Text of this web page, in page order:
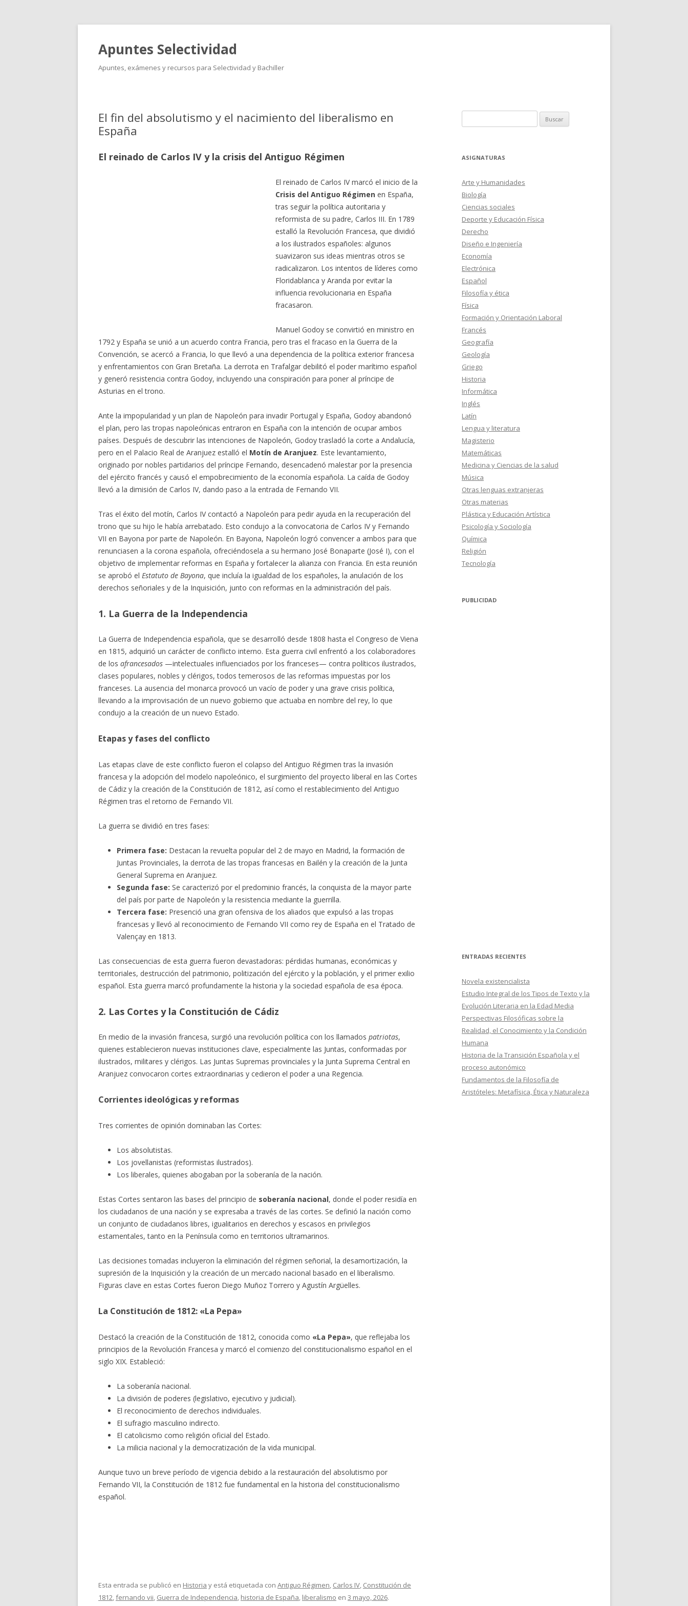
Apuntes Selectividad
Apuntes, exámenes y recursos para Selectividad y Bachiller
El fin del absolutismo y el nacimiento del liberalismo en
España
El reinado de Carlos IV y la crisis del Antiguo Régimen
El reinado de Carlos IV marcó el inicio de la
Crisis del Antiguo Régimen en España,
tras seguir la política autoritaria y
reformista de su padre, Carlos III. En 1789
estalló la Revolución Francesa, que dividió
a los ilustrados españoles: algunos
suavizaron sus ideas mientras otros se
radicalizaron. Los intentos de líderes como
Floridablanca y Aranda por evitar la
influencia revolucionaria en España
fracasaron.
Manuel Godoy se convirtió en ministro en
1792 y España se unió a un acuerdo contra Francia, pero tras el fracaso en la Guerra de la
Convención, se acercó a Francia, lo que llevó a una dependencia de la política exterior francesa
y enfrentamientos con Gran Bretaña. La derrota en Trafalgar debilitó el poder marítimo español
y generó resistencia contra Godoy, incluyendo una conspiración para poner al príncipe de
Asturias en el trono.
Ante la impopularidad y un plan de Napoleón para invadir Portugal y España, Godoy abandonó
el plan, pero las tropas napoleónicas entraron en España con la intención de ocupar ambos
países. Después de descubrir las intenciones de Napoleón, Godoy trasladó la corte a Andalucía,
pero en el Palacio Real de Aranjuez estalló el Motín de Aranjuez. Este levantamiento,
originado por nobles partidarios del príncipe Fernando, desencadenó malestar por la presencia
del ejército francés y causó el empobrecimiento de la economía española. La caída de Godoy
llevó a la dimisión de Carlos IV, dando paso a la entrada de Fernando VII.
Tras el éxito del motín, Carlos IV contactó a Napoleón para pedir ayuda en la recuperación del
trono que su hijo le había arrebatado. Esto condujo a la convocatoria de Carlos IV y Fernando
VII en Bayona por parte de Napoleón. En Bayona, Napoleón logró convencer a ambos para que
renunciasen a la corona española, ofreciéndosela a su hermano José Bonaparte (José I), con el
objetivo de implementar reformas en España y fortalecer la alianza con Francia. En esta reunión
se aprobó el Estatuto de Bayona, que incluía la igualdad de los españoles, la anulación de los
derechos señoriales y de la Inquisición, junto con reformas en la administración del país.
1. La Guerra de la Independencia
La Guerra de Independencia española, que se desarrolló desde 1808 hasta el Congreso de Viena
en 1815, adquirió un carácter de conflicto interno. Esta guerra civil enfrentó a los colaboradores
de los afrancesados —intelectuales influenciados por los franceses— contra políticos ilustrados,
clases populares, nobles y clérigos, todos temerosos de las reformas impuestas por los
franceses. La ausencia del monarca provocó un vacío de poder y una grave crisis política,
llevando a la improvisación de un nuevo gobierno que actuaba en nombre del rey, lo que
condujo a la creación de un nuevo Estado.
Etapas y fases del conflicto
Las etapas clave de este conflicto fueron el colapso del Antiguo Régimen tras la invasión
francesa y la adopción del modelo napoleónico, el surgimiento del proyecto liberal en las Cortes
de Cádiz y la creación de la Constitución de 1812, así como el restablecimiento del Antiguo
Régimen tras el retorno de Fernando VII.
La guerra se dividió en tres fases:
Primera fase: Destacan la revuelta popular del 2 de mayo en Madrid, la formación de
Juntas Provinciales, la derrota de las tropas francesas en Bailén y la creación de la Junta
General Suprema en Aranjuez.
Segunda fase: Se caracterizó por el predominio francés, la conquista de la mayor parte
del país por parte de Napoleón y la resistencia mediante la guerrilla.
Tercera fase: Presenció una gran ofensiva de los aliados que expulsó a las tropas
francesas y llevó al reconocimiento de Fernando VII como rey de España en el Tratado de
Valençay en 1813.
Las consecuencias de esta guerra fueron devastadoras: pérdidas humanas, económicas y
territoriales, destrucción del patrimonio, politización del ejército y la población, y el primer exilio
español. Esta guerra marcó profundamente la historia y la sociedad española de esa época.
2. Las Cortes y la Constitución de Cádiz
En medio de la invasión francesa, surgió una revolución política con los llamados patriotas,
quienes establecieron nuevas instituciones clave, especialmente las Juntas, conformadas por
ilustrados, militares y clérigos. Las Juntas Supremas provinciales y la Junta Suprema Central en
Aranjuez convocaron cortes extraordinarias y cedieron el poder a una Regencia.
Corrientes ideológicas y reformas
Tres corrientes de opinión dominaban las Cortes:
Los absolutistas.
Los jovellanistas (reformistas ilustrados).
Los liberales, quienes abogaban por la soberanía de la nación.
Estas Cortes sentaron las bases del principio de soberanía nacional, donde el poder residía en
los ciudadanos de una nación y se expresaba a través de las cortes. Se definió la nación como
un conjunto de ciudadanos libres, igualitarios en derechos y escasos en privilegios
estamentales, tanto en la Península como en territorios ultramarinos.
Las decisiones tomadas incluyeron la eliminación del régimen señorial, la desamortización, la
supresión de la Inquisición y la creación de un mercado nacional basado en el liberalismo.
Figuras clave en estas Cortes fueron Diego Muñoz Torrero y Agustín Argüelles.
La Constitución de 1812: «La Pepa»
Destacó la creación de la Constitución de 1812, conocida como «La Pepa», que reflejaba los
principios de la Revolución Francesa y marcó el comienzo del constitucionalismo español en el
siglo XIX. Estableció:
La soberanía nacional.
La división de poderes (legislativo, ejecutivo y judicial).
El reconocimiento de derechos individuales.
El sufragio masculino indirecto.
El catolicismo como religión oficial del Estado.
La milicia nacional y la democratización de la vida municipal.
Aunque tuvo un breve período de vigencia debido a la restauración del absolutismo por
Fernando VII, la Constitución de 1812 fue fundamental en la historia del constitucionalismo
español.
Esta entrada se publicó en Historia y está etiquetada con Antiguo Régimen, Carlos IV, Constitución de
1812,fernando vii, Guerra de Independencia, historia de España, liberalismo en 3 mayo, 2026.
ASIGNATURAS
Arte y Humanidades
Biología
Ciencias sociales
Deporte y Educación Física
Derecho
Diseño e Ingeniería
Economía
Electrónica
Español
Filosofía y ética
Física
Formación y Orientación Laboral
Francés
Geografía
Geología
Griego
Historia
Informática
Inglés
Latín
Lengua y literatura
Magisterio
Matemáticas
Medicina y Ciencias de la salud
Música
Otras lenguas extranjeras
Otras materias
Plástica y Educación Artística
Psicología y Sociología
Química
Religión
Tecnología
PUBLICIDAD
ENTRADAS RECIENTES
Novela existencialista
Estudio Integral de los Tipos de Texto y la
Evolución Literaria en la Edad Media
Perspectivas Filosóficas sobre la
Realidad, el Conocimiento y la Condición
Humana
Historia de la Transición Española y el
proceso autonómico
Fundamentos de la Filosofía de
Aristóteles: Metafísica, Ética y Naturaleza